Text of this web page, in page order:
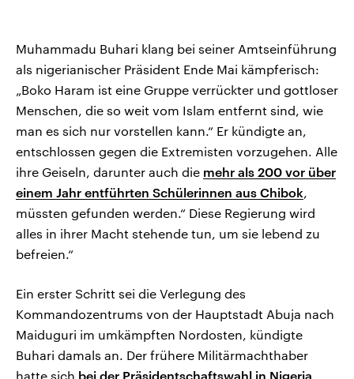
Muhammadu Buhari klang bei seiner Amtseinführung
als nigerianischer Präsident Ende Mai kämpferisch:
„Boko Haram ist eine Gruppe verrückter und gottloser
Menschen, die so weit vom Islam entfernt sind, wie
man es sich nur vorstellen kann.“ Er kündigte an,
entschlossen gegen die Extremisten vorzugehen. Alle
ihre Geiseln, darunter auch die mehr als 200 vor über
einem Jahr entführten Schülerinnen aus Chibok,
müssten gefunden werden.“ Diese Regierung wird
alles in ihrer Macht stehende tun, um sie lebend zu
befreien.“
Ein erster Schritt sei die Verlegung des
Kommandozentrums von der Hauptstadt Abuja nach
Maiduguri im umkämpften Nordosten, kündigte
Buhari damals an. Der frühere Militärmachthaber
hatte sich bei der Präsidentschaftswahl in Nigeria